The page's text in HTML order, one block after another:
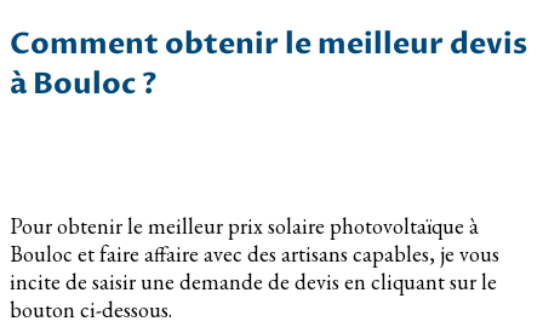
Comment obtenir le meilleur devis
à Bouloc ?
Pour obtenir le meilleur prix solaire photovoltaïque à
Bouloc et faire affaire avec des artisans capables, je vous
incite de saisir une demande de devis en cliquant sur le
bouton ci-dessous.